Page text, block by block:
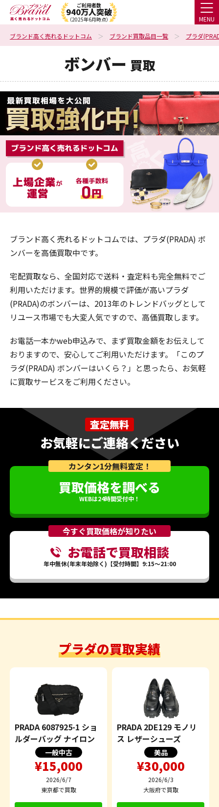
ご利用者数
940万人突破
（2025年6月時点） MENU
ブランド高く売れるドットコム ブランド買取品目一覧 プラダ
ボンバー 買取
ブランド高く売れるドットコムでは、プラダ(PRADA) ボ
ンバーを高価買取中です。
宅配買取なら、全国対応で送料・査定料も完全無料でご
利用いただけます。世界的規模で評価が高いプラダ
(PRADA)のボンバーは、2013年のトレンドバッグとして
リユース市場でも大変人気ですので、高価買取します。
お電話一本かweb申込みで、まず買取金額をお伝えして
おりますので、安心してご利用いただけます。「このプ
ラダ(PRADA) ボンバーはいくら？」と思ったら、お気軽
に買取サービスをご利用ください。
査定無料
お気軽にご連絡ください
カンタン1分無料査定！
買取価格を調べる
WEBは24時間受付中！
今すぐ買取価格が知りたい
お電話で買取相談
年中無休(年末年始除く)【受付時間】9:15～21:00
プラダの買取実績
PRADA 6087925-1 ショ
ルダーバッグ ナイロン
一般中古
¥15,000
2026/6/7
東京都で買取
PRADA 2DE129 モノリ
ス レザーシューズ
美品
¥30,000
2026/6/3
大阪府で買取